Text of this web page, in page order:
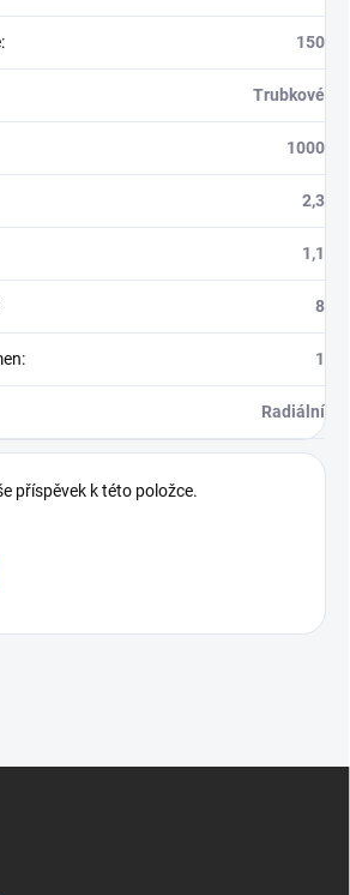
: 150
Trubkové
1000
2,3
1,1
8
: 1
Radiální
příspěvek k této položce.